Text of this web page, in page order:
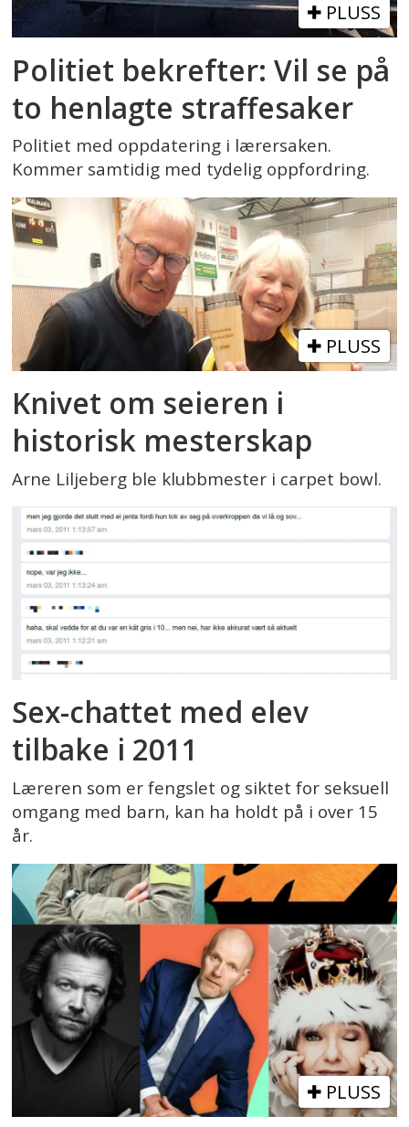
PLUSS
Politiet bekrefter: Vil se på
to henlagte straffesaker
Politiet med oppdatering i lærersaken.
Kommer samtidig med tydelig oppfordring.
PLUSS
Knivet om seieren i
historisk mesterskap
Arne Liljeberg ble klubbmester i carpet bowl.
Sex-chattet med elev
tilbake i 2011
Læreren som er fengslet og siktet for seksuell
omgang med barn, kan ha holdt på i over 15
år.
PLUSS